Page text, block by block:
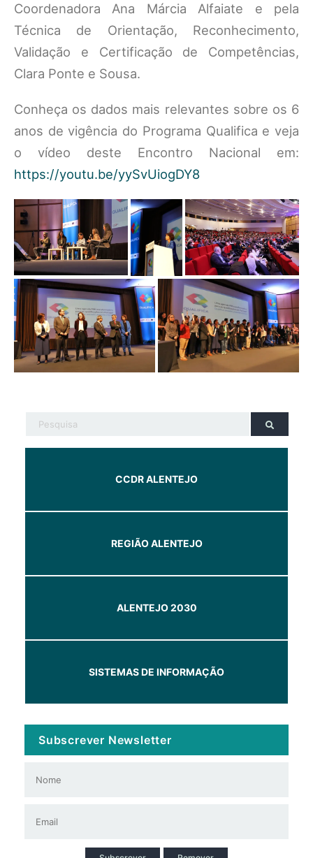
Coordenadora Ana Márcia Alfaiate e pela
Técnica de Orientação, Reconhecimento,
Validação e Certificação de Competências,
Clara Ponte e Sousa.
Conheça os dados mais relevantes sobre os 6
anos de vigência do Programa Qualifica e veja
o vídeo deste Encontro Nacional em:
https://youtu.be/yySvUiogDY8
CCDR ALENTEJO
REGIÃO ALENTEJO
ALENTEJO 2030
SISTEMAS DE INFORMAÇÃO
Subscrever Newsletter